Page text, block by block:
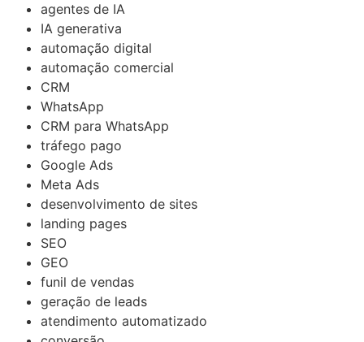
agentes de IA
IA generativa
automação digital
automação comercial
CRM
WhatsApp
CRM para WhatsApp
tráfego pago
Google Ads
Meta Ads
desenvolvimento de sites
landing pages
SEO
GEO
funil de vendas
geração de leads
atendimento automatizado